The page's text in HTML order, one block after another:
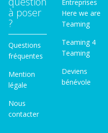
à poser
?
Questions
fréquentes
Mention
légale
Nous
contacter
Entreprises
Here we are
Teaming
Teaming 4
Teaming
Deviens
bénévole